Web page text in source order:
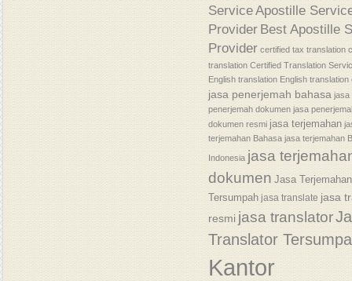
ServiceApostille
Provider Best Apostille
Provider certified tax translation
translation Certified Translation
English translation English
jasa penerjemah bahasa jasa
penerjemah dokumen jasa
dokumen resmi jasa terjemahan
terjemahan Bahasa jasa terjemahan
Indonesia jasa
dokumen Jasa Terjemahan
Tersumpah jasa translate jasa
resmi jasa translator
Translator
Kantor